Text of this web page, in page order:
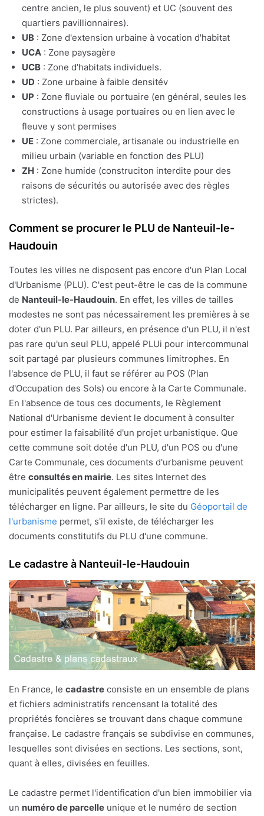
centre ancien, le plus souvent) et UC (souvent des
quartiers pavillionnaires).
UB : Zone d'extension urbaine à vocation d'habitat
UCA : Zone paysagère
UCB : Zone d'habitats individuels.
UD : Zone urbaine à faible densitév
UP : Zone fluviale ou portuaire (en général, seules les
constructions à usage portuaires ou en lien avec le
fleuve y sont permises
UE : Zone commerciale, artisanale ou industrielle en
milieu urbain (variable en fonction des PLU)
ZH : Zone humide (construciton interdite pour des
raisons de sécurités ou autorisée avec des règles
strictes).
Comment se procurer le PLU de Nanteuil-le-
Haudouin
Toutes les villes ne disposent pas encore d'un Plan Local
d'Urbanisme (PLU). C'est peut-être le cas de la commune
de Nanteuil-le-Haudouin. En effet, les villes de tailles
modestes ne sont pas nécessairement les premières à se
doter d'un PLU. Par ailleurs, en présence d'un PLU, il n'est
pas rare qu'un seul PLU, appelé PLUi pour intercommunal
soit partagé par plusieurs communes limitrophes. En
l'absence de PLU, il faut se référer au POS (Plan
d'Occupation des Sols) ou encore à la Carte Communale.
En l'absence de tous ces documents, le Règlement
National d'Urbanisme devient le document à consulter
pour estimer la faisabilité d'un projet urbanistique. Que
cette commune soit dotée d'un PLU, d'un POS ou d'une
Carte Communale, ces documents d'urbanisme peuvent
être consultés en mairie. Les sites Internet des
municipalités peuvent également permettre de les
télécharger en ligne. Par ailleurs, le site du Géoportail de
l'urbanisme permet, s'il existe, de télécharger les
documents constitutifs du PLU d'une commune.
Le cadastre à Nanteuil-le-Haudouin
En France, le cadastre consiste en un ensemble de plans
et fichiers administratifs rencensant la totalité des
propriétés foncières se trouvant dans chaque commune
française. Le cadastre français se subdivise en communes,
lesquelles sont divisées en sections. Les sections, sont,
quant à elles, divisées en feuilles.
Le cadastre permet l'identification d'un bien immobilier via
un numéro de parcelle unique et le numéro de section